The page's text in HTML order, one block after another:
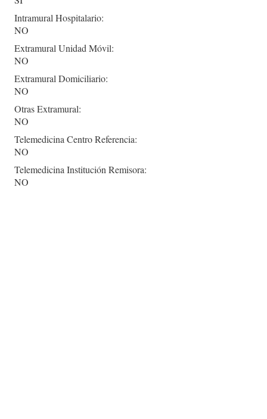
Intramural Hospitalario:
NO
Extramural Unidad Móvil:
NO
Extramural Domiciliario:
NO
Otras Extramural:
NO
Telemedicina Centro Referencia:
NO
Telemedicina Institución Remisora:
NO